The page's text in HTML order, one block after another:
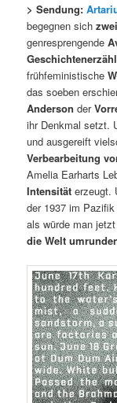
> Sendung:
begegnen sich
genresprengende
frühfeministische
das soeben
Anderson der
ihr Denkmal setzt.
und ausgereift
Verbearbeitung
Amelia Earharts
Intensität erzeugt.
der 1937 im
als würde man
die Welt